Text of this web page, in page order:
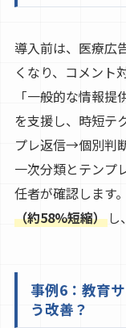
導入前は、医療広
くなり、コメント
「一般的な情報提
を支援し、時短テ
プレ返信→個別判
一次分類とテンプ
任者が確認します
（約58%短縮）し
事例6：教育
う改善？